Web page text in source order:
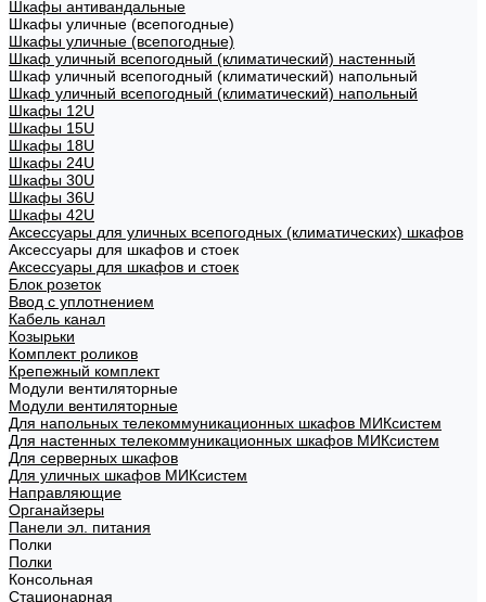
Шкафы антивандальные
Шкафы уличные (всепогодные)
Шкафы уличные (всепогодные)
Шкаф уличный всепогодный (климатический) настенный
Шкаф уличный всепогодный (климатический) напольный
Шкаф уличный всепогодный (климатический) напольный
Шкафы 12U
Шкафы 15U
Шкафы 18U
Шкафы 24U
Шкафы 30U
Шкафы 36U
Шкафы 42U
Аксессуары для уличных всепогодных (климатических) шкафов
Аксессуары для шкафов и стоек
Аксессуары для шкафов и стоек
Блок розеток
Ввод с уплотнением
Кабель канал
Козырьки
Комплект роликов
Крепежный комплект
Модули вентиляторные
Модули вентиляторные
Для напольных телекоммуникационных шкафов МИКсистем
Для настенных телекоммуникационных шкафов МИКсистем
Для серверных шкафов
Для уличных шкафов МИКсистем
Направляющие
Органайзеры
Панели эл. питания
Полки
Полки
Консольная
Стационарная